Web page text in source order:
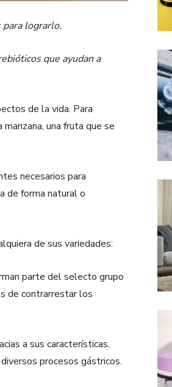
lograrlo.
que ayudan a
de la vida. Para
una fruta que se
necesarios para
de forma natural o
de sus variedades:
parte del selecto grupo
de contrarrestar los
a sus características,
procesos gástricos.